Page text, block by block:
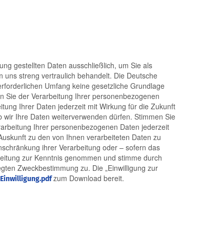
gestellten Daten ausschließlich, um Sie als
streng vertraulich behandelt. Die Deutsche
Umfang keine gesetzliche Grundlage
Sie der Verarbeitung Ihrer personenbezogenen
Ihrer Daten jederzeit mit Wirkung für die Zukunft
Ihre Daten weiterverwenden dürfen. Stimmen Sie
Ihrer personenbezogenen Daten jederzeit
zu den von Ihnen verarbeiteten Daten zu
ihrer Verarbeitung oder – sofern das
zur Kenntnis genommen und stimme durch
Zweckbestimmung zu. Die „Einwilligung zur
zum Download bereit.